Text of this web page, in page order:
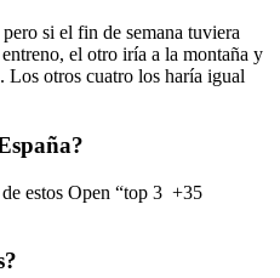
si el fin de semana tuviera
el otro iría a la montaña y
Los otros cuatro los haría igual
estos Open “top 3 +35